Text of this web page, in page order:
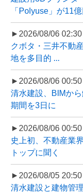
「Polyuse」が11
►2026/08/06 02:30
クボタ・三井不動
地を多目的 ...
►2026/08/06 00:50
清水建設、BIMか
期間を3日に
►2026/08/06 00:50
史上初、不動産業
トップに聞く
►2026/08/05 20:50
清水建設と建物管